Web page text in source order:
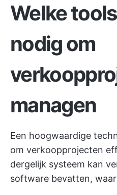
Welke
nodig om
managen
Een hoogwaardige
om verkoopprojecten
dergelijk systeem kan
software bevatten,